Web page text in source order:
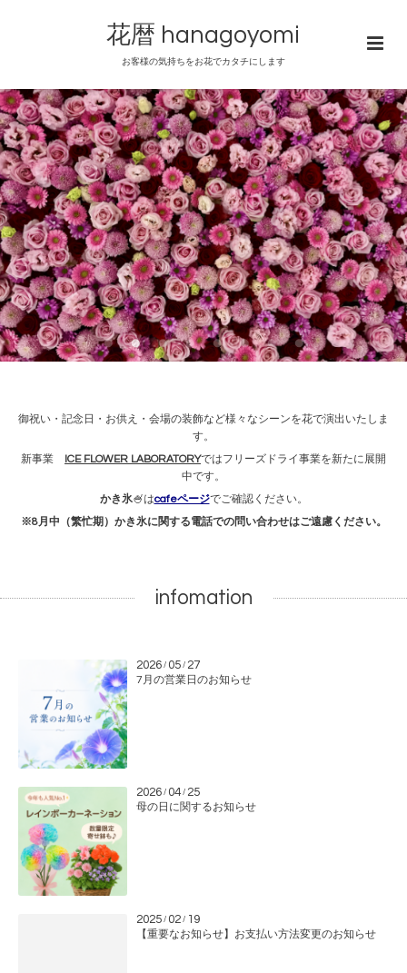
花暦 hanagoyomi
お客様の気持ちをお花でカタチにします
御祝い・記念日・お供え・会場の装飾など様々なシーンを花で演出いたしま
す。
新事業
ICE FLOWER LABORATORYではフリーズドライ事業を新たに展開
中です。
かき氷🍧はcafeページでご確認ください。
※8月中（繁忙期）かき氷に関する電話での問い合わせはご遠慮ください。
infomation
2026 / 05 / 27
7月の営業日のお知らせ
2026 / 04 / 25
母の日に関するお知らせ
2025 / 02 / 19
【重要なお知らせ】お支払い方法変更のお知らせ